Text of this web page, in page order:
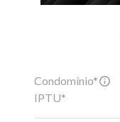
Condomínio*
IPTU*